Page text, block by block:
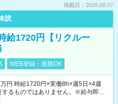
掲載日：2026.08.07
読
給1720円【リクルー
WEB登録・面接OK
円 時給1720円×実働8h×週5日×4週
るものではありません。※給与即受
条件有）